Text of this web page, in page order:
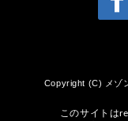
Copyright (C) メゾ
このサイトは